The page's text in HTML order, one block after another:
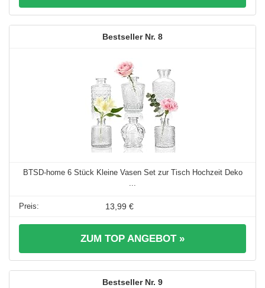
8
BTSD-home 6 Stück Kleine Vasen Set zur Tisch Hochzeit Deko
...
13,99 €
ZUM TOP ANGEBOT »
9